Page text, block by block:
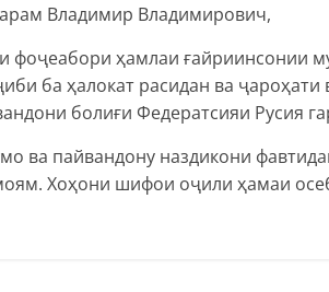
Владимир Владимирович,
фоҷеабори ҳамлаи ғайриинсонии
ба ҳалокат расидан ва
болиғи Федератсияи Русия
ва пайвандону наздикони
Хоҳони шифои оҷили ҳамаи